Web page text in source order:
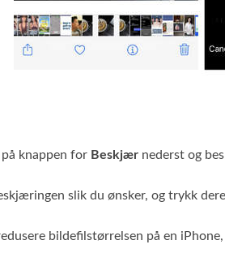
på knappen for Beskjær nederst og
slik du ønsker, og trykk
bildefilstørrelsen på en